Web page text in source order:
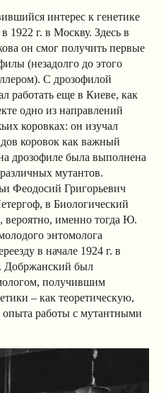
интерес к генетике
1922 г. в Москву. Здесь в
он смог получить первые
(незадолго до этого
С дрозофилой
работать еще в Киеве, как
одно из направлений
коровках: он изучал
коровок как важный
дрозофиле была выполнена
мутантов.
Феодосий Григорьевич
в Биологический
вероятно, именно тогда Ю.
энтомолога
в начале 1924 г. в
Добржанский был
получившим
– как теоретическую,
опыта работы с мутантными